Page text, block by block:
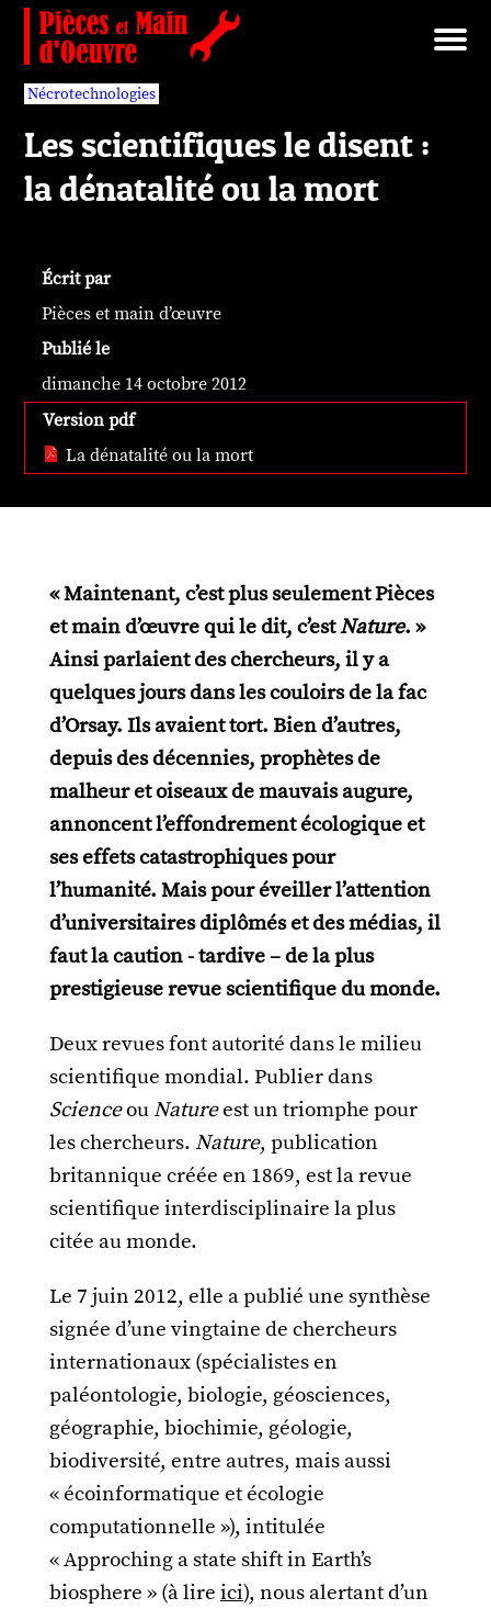
Brut/Archives
Faits divers
Nécrotechnologies
Documents
Librairie/Service Compris
Pièces détachées
Nécrotechnologies
Les scientifiques le disent :
la dénatalité ou la mort
Écrit par
Pièces et main d’œuvre
Publié le
dimanche 14 octobre 2012
Version pdf
La dénatalité ou la mort
« Maintenant, c’est plus seulement Pièces
et main d’œuvre qui le dit, c’estNature. »
Ainsi parlaient des chercheurs, il y a
quelques jours dans les couloirs de la fac
d’Orsay. Ils avaient tort. Bien d’autres,
depuis des décennies, prophètes de
malheur et oiseaux de mauvais augure,
annoncent l’effondrement écologique et
ses effets catastrophiques pour
l’humanité. Mais pour éveiller l’attention
d’universitaires diplômés et des médias, il
faut la caution - tardive – de la plus
prestigieuse revue scientifique du monde.
Deux revues font autorité dans le milieu
scientifique mondial. Publier dans
ScienceouNatureest un triomphe pour
les chercheurs.Nature, publication
britannique créée en 1869, est la revue
scientifique interdisciplinaire la plus
citée au monde.
Le 7 juin 2012, elle a publié une synthèse
signée d’une vingtaine de chercheurs
internationaux (spécialistes en
paléontologie, biologie, géosciences,
géographie, biochimie, géologie,
biodiversité, entre autres, mais aussi
« écoinformatique et écologie
computationnelle »), intitulée
« Approching a state shift in Earth’s
biosphere » (à lireici), nous alertant d’un